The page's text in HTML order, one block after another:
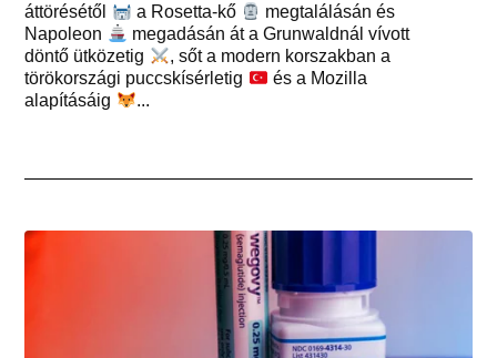
áttörésétől
a Rosetta-kő
megtalálásán és
Napoleon
megadásán át a Grunwaldnál vívott
döntő ütközetig
, sőt a modern korszakban a
törökországi puccskísérletig
és a Mozilla
alapításáig
...